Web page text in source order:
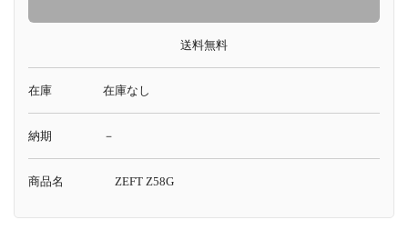
送料無料
在庫 在庫なし
納期 －
商品名 ZEFT Z58G